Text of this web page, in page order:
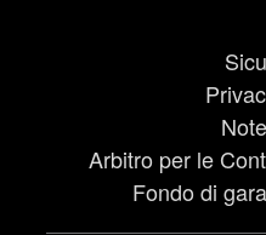
Arbitro per le
Fondo di